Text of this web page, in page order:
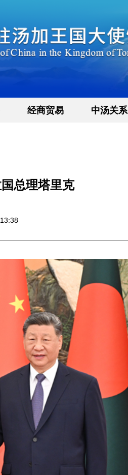
经商贸易 中汤关系
总理塔里克